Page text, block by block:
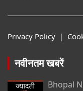
Privacy Policy |
नवीनतम खबरें
Bhopal